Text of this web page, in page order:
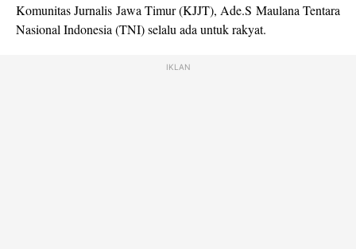
Komunitas Jurnalis Jawa Timur (KJJT), Ade.S Maulana Tentara
Nasional Indonesia (TNI) selalu ada untuk rakyat.
IKLAN